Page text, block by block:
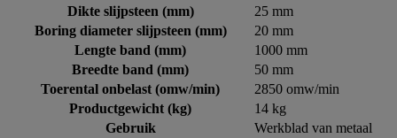
Dikte slijpsteen (mm)
25 mm
Boring diameter slijpsteen (mm)
20 mm
Lengte band (mm)
1000 mm
Breedte band (mm)
50 mm
Toerental onbelast (omw/min)
2850 omw/min
Productgewicht (kg)
14 kg
Gebruik
Werkblad van metaal